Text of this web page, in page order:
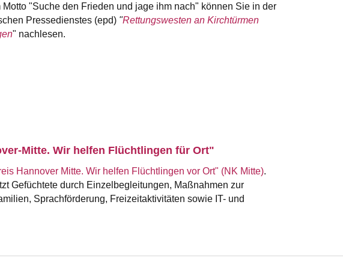
Motto "Suche den Frieden und jage ihm nach" können Sie in der
Pressedienstes (epd) "Rettungswesten an Kirchtürmen
" nachlesen.
Mitte. Wir helfen Flüchtlingen für Ort"
Hannover Mitte. Wir helfen Flüchtlingen vor Ort" (NK Mitte).
Gefüchtete durch Einzelbegleitungen, Maßnahmen zur
Sprachförderung, Freizeitaktivitäten sowie IT- und